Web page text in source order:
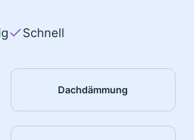
Schnell
Dachdämmung